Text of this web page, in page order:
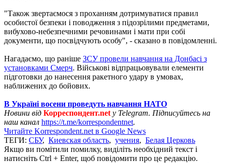
"Також звертаємося з проханням дотримуватися правил
особистої безпеки і поводження з підозрілими предметами,
вибухово-небезпечними речовинами і мати при собі
документи, що посвідчують особу", - сказано в повідомленні.
Нагадаємо, що раніше ЗСУ провели навчання на Донбасі з
установками Смерч. Військові відпрацьовували елементи
підготовки до нанесення ракетного удару в умовах,
наближених до бойових.
В Україні восени проведуть навчання НАТО
Новини від Корреспондент.net у Telegram. Підписуйтесь на
наш канал https://t.me/korrespondentnet.
Читайте Korrespondent.net в Google News
ТЕГИ: СБУ, Киевская область, учения, Белая Церковь
Якщо ви помітили помилку, виділіть необхідний текст і
натисніть Ctrl + Enter, щоб повідомити про це редакцію.